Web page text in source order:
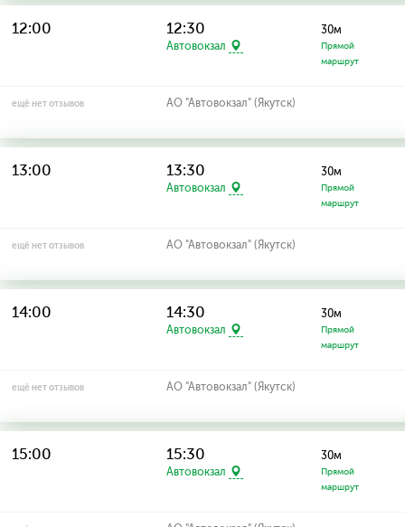
12:00 12:30
Автовокзал
30м
Прямой
маршрут
ещё нет отзывов АО "Автовокзал" (Якутск)
13:00 13:30
Автовокзал
30м
Прямой
маршрут
ещё нет отзывов АО "Автовокзал" (Якутск)
14:00 14:30
Автовокзал
30м
Прямой
маршрут
ещё нет отзывов АО "Автовокзал" (Якутск)
15:00 15:30
Автовокзал
30м
Прямой
маршрут